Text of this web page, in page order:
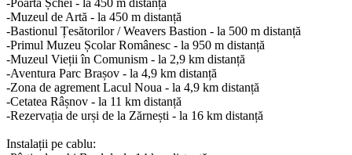
-Poarta Șchei - la 450 m distanță
-Muzeul de Artă - la 450 m distanță
-Bastionul Țesătorilor / Weavers Bastion - la 500 m distanță
-Primul Muzeu Școlar Românesc - la 950 m distanță
-Muzeul Vieții în Comunism - la 2,9 km distanță
-Aventura Parc Brașov - la 4,9 km distanță
-Zona de agrement Lacul Noua - la 4,9 km distanță
-Cetatea Râșnov - la 11 km distanță
-Rezervația de urși de la Zărnești - la 16 km distanță
Instalații pe cablu: